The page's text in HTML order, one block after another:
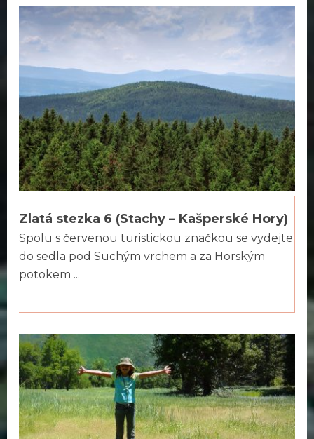
Zlatá stezka 6 (Stachy – Kašperské Hory)
Spolu s červenou turistickou značkou se vydejte
do sedla pod Suchým vrchem a za Horským
potokem ...